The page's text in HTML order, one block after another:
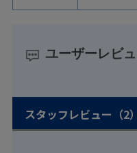
ユーザーレビ
スタッフレビュー （2）